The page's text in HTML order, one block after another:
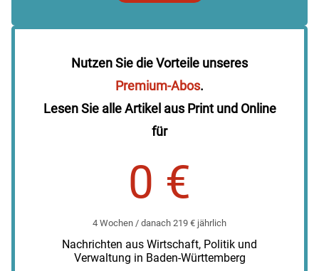
Nutzen Sie die Vorteile unseres
Premium-Abos.
Lesen Sie alle Artikel aus Print und Online
für
0 €
4 Wochen / danach 219 € jährlich
Nachrichten aus Wirtschaft, Politik und
Verwaltung in Baden-Württemberg